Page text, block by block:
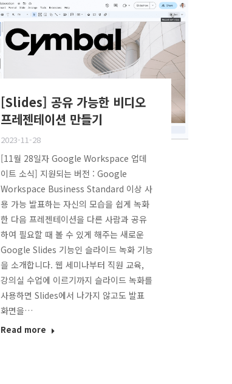
[Slides] 공유 가능한 비디오
프레젠테이션 만들기
2023-11-28
[11월 28일자 Google Workspace 업데
이트 소식] 지원되는 버전 : Google
Workspace Business Standard 이상 사
용 가능 발표하는 자신의 모습을 쉽게 녹화
한 다음 프레젠테이션을 다른 사람과 공유
하여 필요할 때 볼 수 있게 해주는 새로운
Google Slides 기능인 슬라이드 녹화 기능
을 소개합니다. 웹 세미나부터 직원 교육,
강의실 수업에 이르기까지 슬라이드 녹화를
사용하면 Slides에서 나가지 않고도 발표
화면을…
Read more